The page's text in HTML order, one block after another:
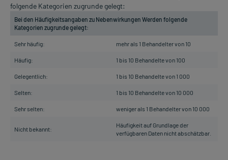
folgende Kategorien zugrunde gelegt:
Bei den Häufigkeitsangaben zu Nebenwirkungen Werden folgende
Kategorien zugrunde gelegt:
Sehr häufig: mehr als 1 Behandelter von 10
Häufig: 1 bis 10 Behandelte von 100
Gelegentlich: 1 bis 10 Behandelte von 1 000
Selten: 1 bis 10 Behandelte von 10 000
Sehr selten: weniger als 1 Behandelter von 10 000
Nicht bekannt:
Häufigkeit auf Grundlage der
verfügbaren Daten nicht abschätzbar.